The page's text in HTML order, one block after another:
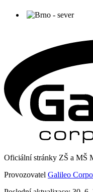
Oficiální stránky ZŠ a MŠ
Provozovatel Galileo